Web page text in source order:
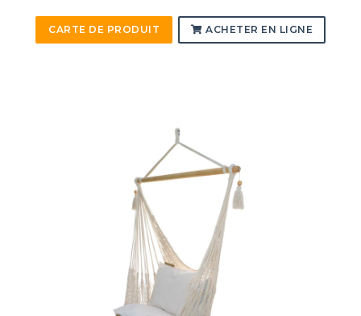
CARTE DE PRODUIT ACHETER EN LIGNE